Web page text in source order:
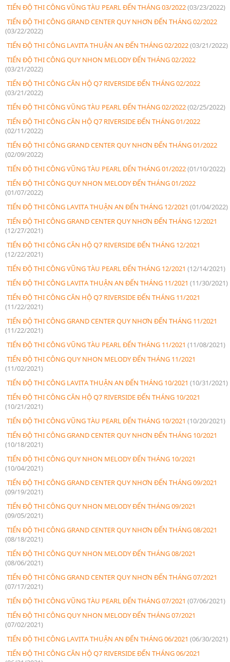
TIẾN ĐỘ THI CÔNG VŨNG TÀU PEARL ĐẾN THÁNG 03/2022(03/23/2022)
TIẾN ĐỘ THI CÔNG GRAND CENTER QUY NHƠN ĐẾN THÁNG 02/2022
(03/22/2022)
TIẾN ĐỘ THI CÔNG LAVITA THUẬN AN ĐẾN THÁNG 02/2022(03/21/2022)
TIẾN ĐỘ THI CÔNG QUY NHON MELODY ĐẾN THÁNG 02/2022
(03/21/2022)
TIẾN ĐỘ THI CÔNG CĂN HỘ Q7 RIVERSIDE ĐẾN THÁNG 02/2022
(03/21/2022)
TIẾN ĐỘ THI CÔNG VŨNG TÀU PEARL ĐẾN THÁNG 02/2022(02/25/2022)
TIẾN ĐỘ THI CÔNG CĂN HỘ Q7 RIVERSIDE ĐẾN THÁNG 01/2022
(02/11/2022)
TIẾN ĐỘ THI CÔNG GRAND CENTER QUY NHƠN ĐẾN THÁNG 01/2022
(02/09/2022)
TIẾN ĐỘ THI CÔNG VŨNG TÀU PEARL ĐẾN THÁNG 01/2022(01/10/2022)
TIẾN ĐỘ THI CÔNG QUY NHON MELODY ĐẾN THÁNG 01/2022
(01/07/2022)
TIẾN ĐỘ THI CÔNG LAVITA THUẬN AN ĐẾN THÁNG 12/2021 (01/04/2022)
TIẾN ĐỘ THI CÔNG GRAND CENTER QUY NHƠN ĐẾN THÁNG 12/2021
(12/27/2021)
TIẾN ĐỘ THI CÔNG CĂN HỘ Q7 RIVERSIDE ĐẾN THÁNG 12/2021
(12/22/2021)
TIẾN ĐỘ THI CÔNG VŨNG TÀU PEARL ĐẾN THÁNG 12/2021 (12/14/2021)
TIẾN ĐỘ THI CÔNG LAVITA THUẬN AN ĐẾN THÁNG 11/2021 (11/30/2021)
TIẾN ĐỘ THI CÔNG CĂN HỘ Q7 RIVERSIDE ĐẾN THÁNG 11/2021
(11/22/2021)
TIẾN ĐỘ THI CÔNG GRAND CENTER QUY NHƠN ĐẾN THÁNG 11/2021
(11/22/2021)
TIẾN ĐỘ THI CÔNG VŨNG TÀU PEARL ĐẾN THÁNG 11/2021 (11/08/2021)
TIẾN ĐỘ THI CÔNG QUY NHON MELODY ĐẾN THÁNG 11/2021
(11/02/2021)
TIẾN ĐỘ THI CÔNG LAVITA THUẬN AN ĐẾN THÁNG 10/2021 (10/31/2021)
TIẾN ĐỘ THI CÔNG CĂN HỘ Q7 RIVERSIDE ĐẾN THÁNG 10/2021
(10/21/2021)
TIẾN ĐỘ THI CÔNG VŨNG TÀU PEARL ĐẾN THÁNG 10/2021 (10/20/2021)
TIẾN ĐỘ THI CÔNG GRAND CENTER QUY NHƠN ĐẾN THÁNG 10/2021
(10/18/2021)
TIẾN ĐỘ THI CÔNG QUY NHON MELODY ĐẾN THÁNG 10/2021
(10/04/2021)
TIẾN ĐỘ THI CÔNG GRAND CENTER QUY NHƠN ĐẾN THÁNG 09/2021
(09/19/2021)
TIẾN ĐỘ THI CÔNG QUY NHON MELODY ĐẾN THÁNG 09/2021
(09/05/2021)
TIẾN ĐỘ THI CÔNG GRAND CENTER QUY NHƠN ĐẾN THÁNG 08/2021
(08/18/2021)
TIẾN ĐỘ THI CÔNG QUY NHON MELODY ĐẾN THÁNG 08/2021
(08/06/2021)
TIẾN ĐỘ THI CÔNG GRAND CENTER QUY NHƠN ĐẾN THÁNG 07/2021
(07/17/2021)
TIẾN ĐỘ THI CÔNG VŨNG TÀU PEARL ĐẾN THÁNG 07/2021 (07/06/2021)
TIẾN ĐỘ THI CÔNG QUY NHON MELODY ĐẾN THÁNG 07/2021
(07/02/2021)
TIẾN ĐỘ THI CÔNG LAVITA THUẬN AN ĐẾN THÁNG 06/2021 (06/30/2021)
TIẾN ĐỘ THI CÔNG CĂN HỘ Q7 RIVERSIDE ĐẾN THÁNG 06/2021